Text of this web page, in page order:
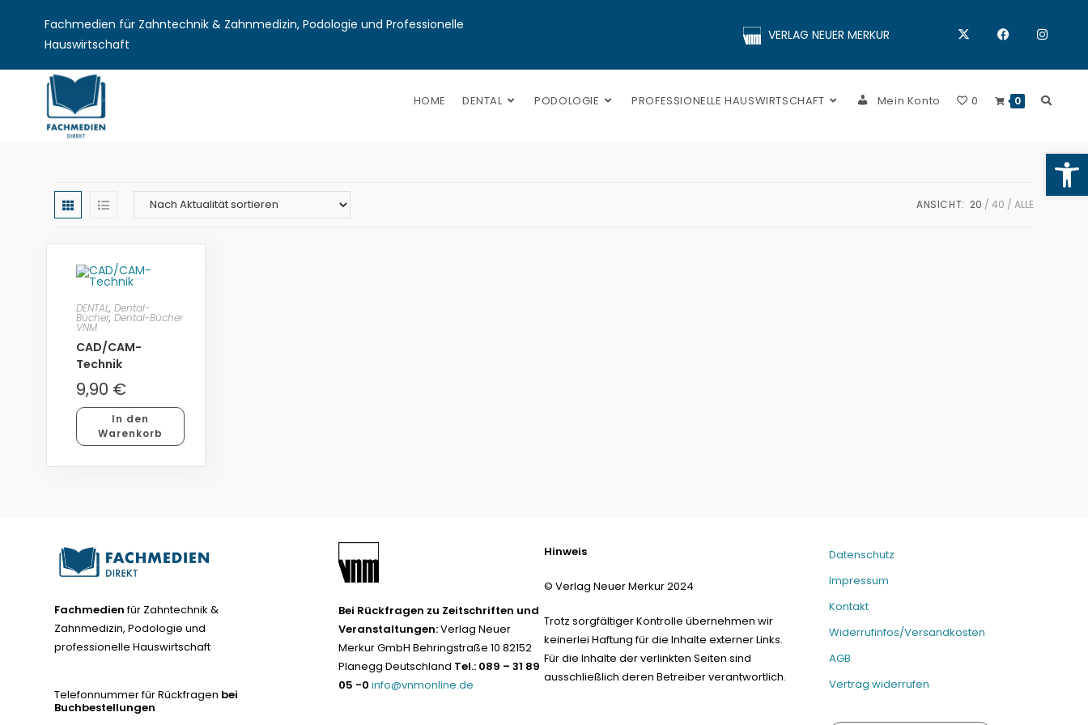
Fachmedien für Zahntechnik & Zahnmedizin, Podologie und Professionelle
Hauswirtschaft
VERLAG NEUER MERKUR
HOME DENTAL PODOLOGIE PROFESSIONELLE HAUSWIRTSCHAFT Mein Konto 0 0
ANSICHT: 20 40 ALLE
DENTAL,Dental-
Bücher,Dental-Bücher
VNM
CAD/CAM-
Technik
9,90 €
In den
Warenkorb
Fachmedienfür Zahntechnik &
Zahnmedizin, Podologie und
professionelle Hauswirtschaft
Telefonnummer für Rückfragen bei
Buchbestellungen
Bei Rückfragen zu Zeitschriften und
Veranstaltungen:Verlag Neuer
Merkur GmbH Behringstraße 10 82152
Planegg Deutschland Tel.: 089 – 31 89
05 -0 info@vnmonline.de
Hinweis
© Verlag Neuer Merkur 2024
Trotz sorgfältiger Kontrolle übernehmen wir
keinerlei Haftung für die Inhalte externer Links.
Für die Inhalte der verlinkten Seiten sind
ausschließlich deren Betreiber verantwortlich.
Datenschutz
Impressum
Kontakt
Widerrufinfos/Versandkosten
AGB
Vertrag widerrufen